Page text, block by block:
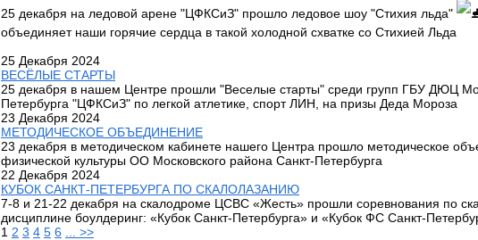
25 декабря на ледовой арене "ЦФКСиЗ" прошло ледовое шоу "Стихия льда"
объединяет наши горячие сердца в такой холодной схватке со Стихией Льда
25 Декабря 2024
ВЕСЁЛЫЕ СТАРТЫ
25 декабря в нашем Центре прошли "Веселые старты" среди групп ГБУ ДЮЦ
Петербурга "ЦФКСиЗ" по легкой атлетике, спорт ЛИН, на призы Деда Мороза
23 Декабря 2024
МЕТОДИЧЕСКОЕ ОБЪЕДИНЕНИЕ
23 декабря в методическом кабинете нашего Центра прошло методическое
физической культуры ОО Московского района Санкт-Петербурга
22 Декабря 2024
КУБОК САНКТ-ПЕТЕРБУРГА ПО СКАЛОЛАЗАНИЮ
7-8 и 21-22 декабря на скалодроме ЦСВС «Жесть» прошли соревнования по
дисциплине боулдеринг: «Кубок Санкт-Петербурга» и «Кубок ФС Санкт-
1 2 3 4 5 6 ... >>